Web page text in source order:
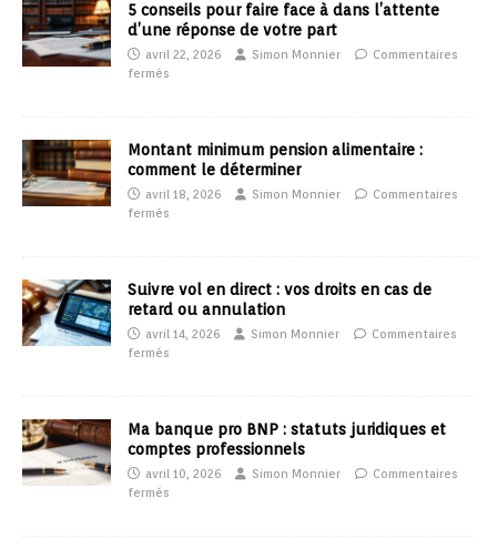
5 conseils pour faire face à dans l’attente
d’une réponse de votre part
avril 22, 2026 Simon Monnier
Commentaires
fermés
Montant minimum pension alimentaire :
comment le déterminer
avril 18, 2026 Simon Monnier
Commentaires
fermés
Suivre vol en direct : vos droits en cas de
retard ou annulation
avril 14, 2026 Simon Monnier
Commentaires
fermés
Ma banque pro BNP : statuts juridiques et
comptes professionnels
avril 10, 2026 Simon Monnier
Commentaires
fermés